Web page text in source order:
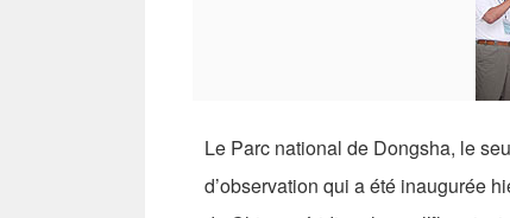
Le Parc national de Dongsha, le
d’observation qui a été inaugurée